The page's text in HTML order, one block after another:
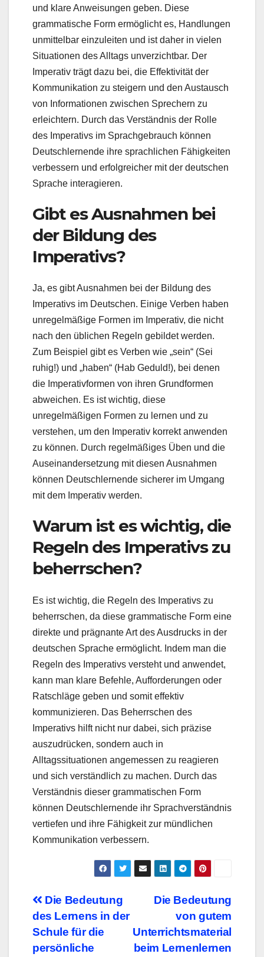
und klare Anweisungen geben. Diese
grammatische Form ermöglicht es, Handlungen
unmittelbar einzuleiten und ist daher in vielen
Situationen des Alltags unverzichtbar. Der
Imperativ trägt dazu bei, die Effektivität der
Kommunikation zu steigern und den Austausch
von Informationen zwischen Sprechern zu
erleichtern. Durch das Verständnis der Rolle
des Imperativs im Sprachgebrauch können
Deutschlernende ihre sprachlichen Fähigkeiten
verbessern und erfolgreicher mit der deutschen
Sprache interagieren.
Gibt es Ausnahmen bei
der Bildung des
Imperativs?
Ja, es gibt Ausnahmen bei der Bildung des
Imperativs im Deutschen. Einige Verben haben
unregelmäßige Formen im Imperativ, die nicht
nach den üblichen Regeln gebildet werden.
Zum Beispiel gibt es Verben wie „sein“ (Sei
ruhig!) und „haben“ (Hab Geduld!), bei denen
die Imperativformen von ihren Grundformen
abweichen. Es ist wichtig, diese
unregelmäßigen Formen zu lernen und zu
verstehen, um den Imperativ korrekt anwenden
zu können. Durch regelmäßiges Üben und die
Auseinandersetzung mit diesen Ausnahmen
können Deutschlernende sicherer im Umgang
mit dem Imperativ werden.
Warum ist es wichtig, die
Regeln des Imperativs zu
beherrschen?
Es ist wichtig, die Regeln des Imperativs zu
beherrschen, da diese grammatische Form eine
direkte und prägnante Art des Ausdrucks in der
deutschen Sprache ermöglicht. Indem man die
Regeln des Imperativs versteht und anwendet,
kann man klare Befehle, Aufforderungen oder
Ratschläge geben und somit effektiv
kommunizieren. Das Beherrschen des
Imperativs hilft nicht nur dabei, sich präzise
auszudrücken, sondern auch in
Alltagssituationen angemessen zu reagieren
und sich verständlich zu machen. Durch das
Verständnis dieser grammatischen Form
können Deutschlernende ihr Sprachverständnis
vertiefen und ihre Fähigkeit zur mündlichen
Kommunikation verbessern.
Beitragsnavigation
Die Bedeutung
von gutem
Unterrichtsmaterial
beim Lernenlernen
Die Bedeutung
des Lernens in der
Schule für die
persönliche